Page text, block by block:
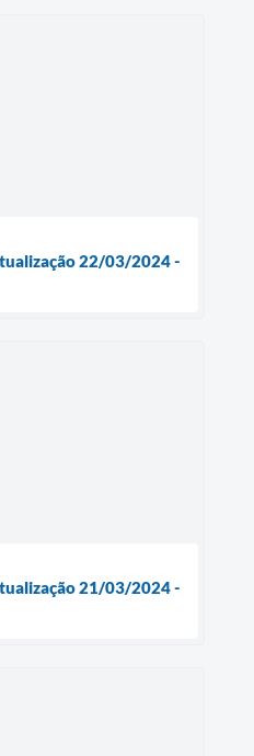
22/03/2024 -
21/03/2024 -